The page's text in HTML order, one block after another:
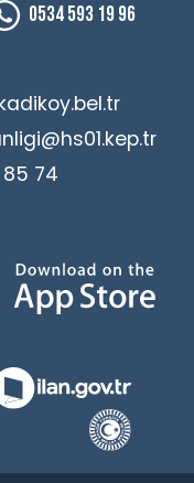
0534 593 19 96
74